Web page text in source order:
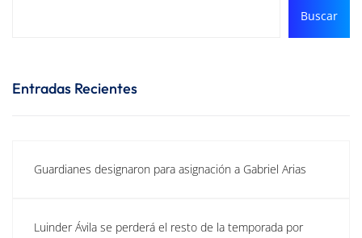
Buscar
Entradas Recientes
Guardianes designaron para asignación a Gabriel Arias
Luinder Ávila se perderá el resto de la temporada por